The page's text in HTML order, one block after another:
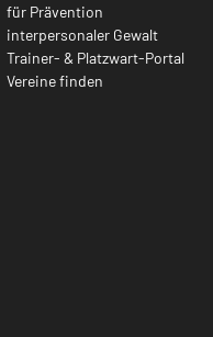
für Prävention
interpersonaler Gewalt
Trainer- & Platzwart-Portal
Vereine finden